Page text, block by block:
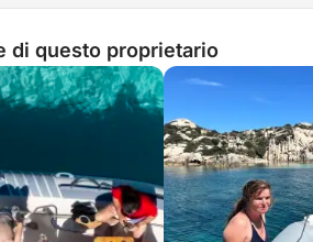
di questo proprietario